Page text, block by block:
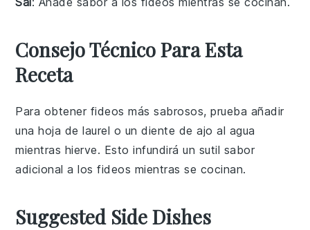
Consejo Técnico Para Esta
Receta
Para obtener fideos más sabrosos, prueba añadir
una hoja delaurel o un diente deajo al agua
mientras hierve. Esto infundirá un sutil sabor
adicional a losfideos mientras se cocinan.
Suggested Side Dishes